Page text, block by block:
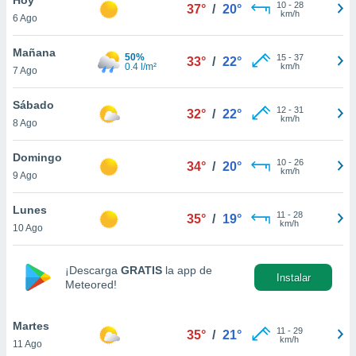
en
más
nuestra
de
aceptar
de
6 Ago
37° / 20° 10- 28
km/h
Mañana
7 Ago
50%
0.4 l/m²
33° / 22° 15- 37
km/h
Sábado
8 Ago
32° / 22° 12- 31
km/h
Domingo
9 Ago
34° / 20° 10- 26
km/h
Lunes
10 Ago
35° / 19° 11 - 28
km/h
¡Descarga GRATIS la app de
Meteored!
Instalar
Martes
11 Ago
35° / 21° 11 - 29
km/h